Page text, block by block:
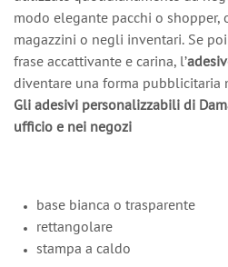
modo elegante pacchi o shopper,
magazzini o negli inventari. Se
frase accattivante e carina, l’
diventare una forma pubblicitaria
Gli adesivi personalizzabili di
ufficio e nei negozi
base bianca o trasparente
rettangolare
stampa a caldo